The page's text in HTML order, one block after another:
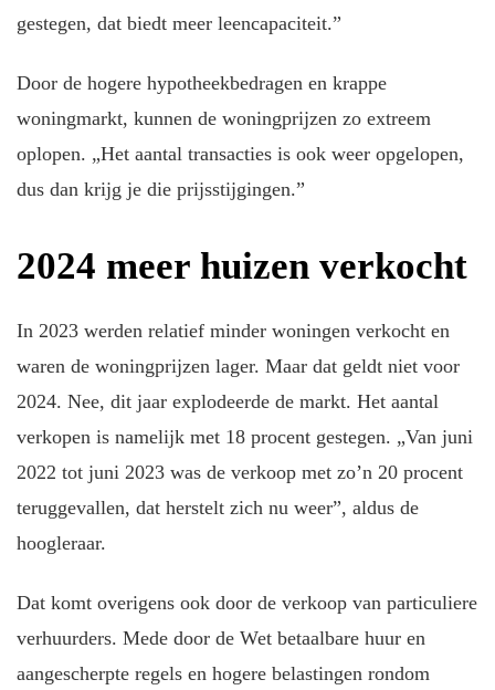
gestegen, dat biedt meer leencapaciteit.”
Door de hogere hypotheekbedragen en krappe
woningmarkt, kunnen de woningprijzen zo extreem
oplopen. „Het aantal transacties is ook weer opgelopen,
dus dan krijg je die prijsstijgingen.”
2024 meer huizen verkocht
In 2023 werden relatief minder woningen verkocht en
waren de woningprijzen lager. Maar dat geldt niet voor
2024. Nee, dit jaar explodeerde de markt. Het aantal
verkopen is namelijk met 18 procent gestegen. „Van juni
2022 tot juni 2023 was de verkoop met zo’n 20 procent
teruggevallen, dat herstelt zich nu weer”, aldus de
hoogleraar.
Dat komt overigens ook door de verkoop van particuliere
verhuurders. Mede door de Wet betaalbare huur en
aangescherpte regels en hogere belastingen rondom